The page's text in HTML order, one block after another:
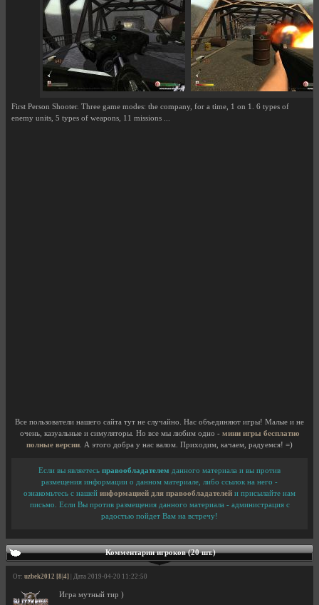
First Person Shooter. Three game modes: the company, for a time, 1 on 1. 6 types of
enemy units, 5 types of weapons, 11 missions ...
Все пользователи нашего сайта тут не случайно. Нас объединяют игры! Малые и не
очень, казуальные и симуляторы. Но все мы любим одно - мини игры бесплатно
полные версии . А этого добра у нас валом. Приходим, качаем, радуемся! =)
Если вы являетесь правообладателем данного материала и вы против
размещения информации о данном материале, либо ссылок на него -
ознакомьтесь с нашей информацией для правообладателей и присылайте нам
письмо. Если Вы против размещения данного материала - администрация с
радостью пойдет Вам на встречу!
Комментарии игроков (20 шт.)
От: uzbek2012 [8|4] | Дата 2019-04-20 11:22:50
Игра мутный тир )